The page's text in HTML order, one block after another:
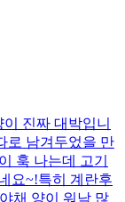
진짜 대박입니
로 남겨두었을 만
훅 나는데 고기
요~!특히 계란후
채 양이 워낙 많